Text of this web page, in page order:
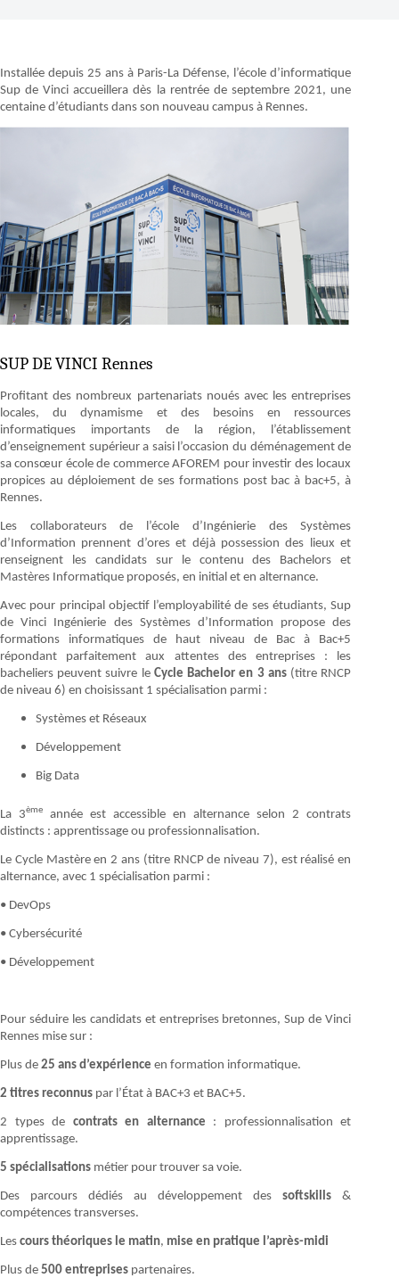
Installée depuis 25 ans à Paris-La Défense, l’école d’informatique
Sup de Vinci accueillera dès la rentrée de septembre 2021, une
centaine d’étudiants dans son nouveau campus à Rennes.
SUP DE VINCI Rennes
Profitant des nombreux partenariats noués avec les entreprises
locales, du dynamisme et des besoins en ressources
informatiques importants de la région, l’établissement
d’enseignement supérieur a saisi l’occasion du déménagement de
sa consœur école de commerce AFOREM pour investir des locaux
propices au déploiement de ses formations post bac à bac+5, à
Rennes.
Les collaborateurs de l’école d’Ingénierie des Systèmes
d’Information prennent d’ores et déjà possession des lieux et
renseignent les candidats sur le contenu des Bachelors et
Mastères Informatique proposés, en initial et en alternance.
Avec pour principal objectif l’employabilité de ses étudiants, Sup
de Vinci Ingénierie des Systèmes d’Information propose des
formations informatiques de haut niveau de Bac à Bac+5
répondant parfaitement aux attentes des entreprises : les
bacheliers peuvent suivre le Cycle Bachelor en 3 ans (titre RNCP
de niveau 6) en choisissant 1 spécialisation parmi :
Systèmes et Réseaux
Développement
Big Data
La 3ème
année est accessible en alternance selon 2 contrats
distincts : apprentissage ou professionnalisation.
Le Cycle Mastère en 2 ans (titre RNCP de niveau 7), est réalisé en
alternance, avec 1 spécialisation parmi :
• DevOps
• Cybersécurité
• Développement
Pour séduire les candidats et entreprises bretonnes, Sup de Vinci
Rennes mise sur :
Plus de 25 ans d’expérience en formation informatique.
2 titres reconnus par l’État à BAC+3 et BAC+5.
2 types de contrats en alternance : professionnalisation et
apprentissage.
5 spécialisations métier pour trouver sa voie.
Des parcours dédiés au développement dessoftskills&
compétences transverses.
Les cours théoriques le matin, mise en pratique l’après-midi
Plus de 500 entreprises partenaires.